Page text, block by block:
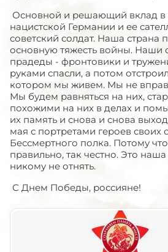
Основной и решающий вклад в
нацистской Германии и ее
советский солдат. Наша страна
основную тяжесть войны. Наши
прадеды - фронтовики и
руками спасли, а потом
котором мы живем. Мы не
Мы будем равняться на них,
похожими на них в делах и
их память и снова и снова
мая с портретами героев своих
Бессмертного полка. Потому
правильно, так честно. Это
никому не отнять.
С Днем Победы, россияне!